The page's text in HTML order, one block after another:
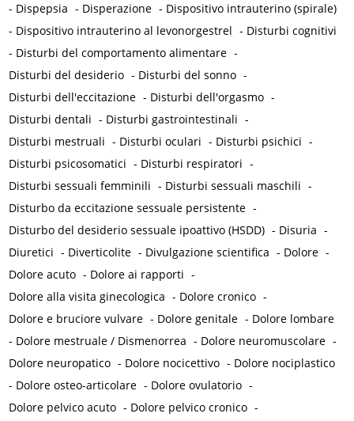
- Dispepsia - Disperazione - Dispositivo intrauterino (spirale)
- Dispositivo intrauterino al levonorgestrel - Disturbi cognitivi
- Disturbi del comportamento alimentare -
Disturbi del desiderio - Disturbi del sonno -
Disturbi dell'eccitazione - Disturbi dell'orgasmo -
Disturbi dentali - Disturbi gastrointestinali -
Disturbi mestruali - Disturbi oculari - Disturbi psichici -
Disturbi psicosomatici - Disturbi respiratori -
Disturbi sessuali femminili - Disturbi sessuali maschili -
Disturbo da eccitazione sessuale persistente -
Disturbo del desiderio sessuale ipoattivo (HSDD) - Disuria -
Diuretici - Diverticolite - Divulgazione scientifica - Dolore -
Dolore acuto - Dolore ai rapporti -
Dolore alla visita ginecologica - Dolore cronico -
Dolore e bruciore vulvare - Dolore genitale - Dolore lombare
- Dolore mestruale / Dismenorrea - Dolore neuromuscolare -
Dolore neuropatico - Dolore nocicettivo - Dolore nociplastico
- Dolore osteo-articolare - Dolore ovulatorio -
Dolore pelvico acuto - Dolore pelvico cronico -